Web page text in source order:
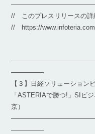
// このプレスリリースの詳
// https://
―――――
【３】日経ソリューション
「ASTERIAで勝つ!」SIビ
京）
―――――